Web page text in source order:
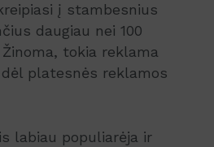
į stambesnius
daugiau nei 100
tokia reklama
platesnės reklamos
labiau populiarėja ir